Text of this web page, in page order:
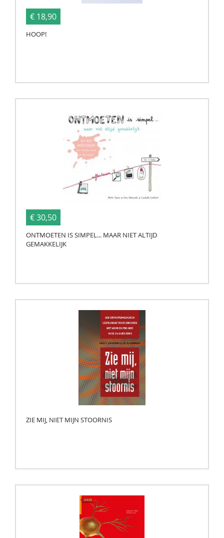
€ 18,90
HOOP!
€ 30,50
ONTMOETEN IS SIMPEL... MAAR NIET ALTIJD
GEMAKKELIJK
ZIE MIJ, NIET MIJN STOORNIS